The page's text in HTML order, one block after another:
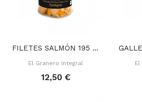
FILETES SALMÓN 195 GR
El Granero Integral
12,50 €
El